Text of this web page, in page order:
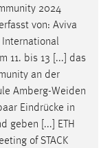
2024
von: Aviva
International
11. bis 13 [...] das
an der
Amberg-Weiden
Eindrücke in
geben [...] ETH
of STACK